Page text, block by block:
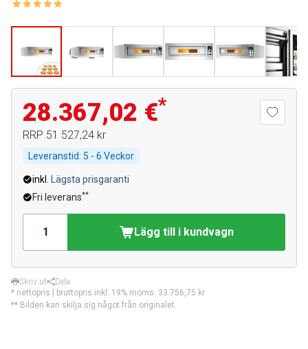
28.367,02 €*
RRP 51 527,24 kr
Leveranstid: 5 - 6 Veckor
inkl.
Lägsta prisgaranti
Fri leverans**
Lägg till i kundvagn
Skriv ut
Dela
* nettopris | bruttopris inkl. 19% moms: 33 756,75 kr
** Bilden kan skilja sig något från originalet.